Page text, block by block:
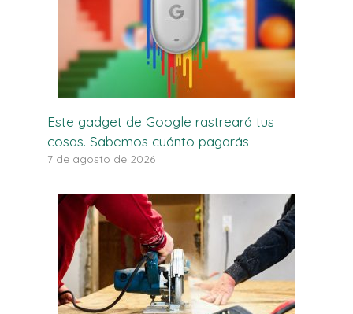
Este gadget de Google rastreará tus
cosas. Sabemos cuánto pagarás
7 de agosto de 2026